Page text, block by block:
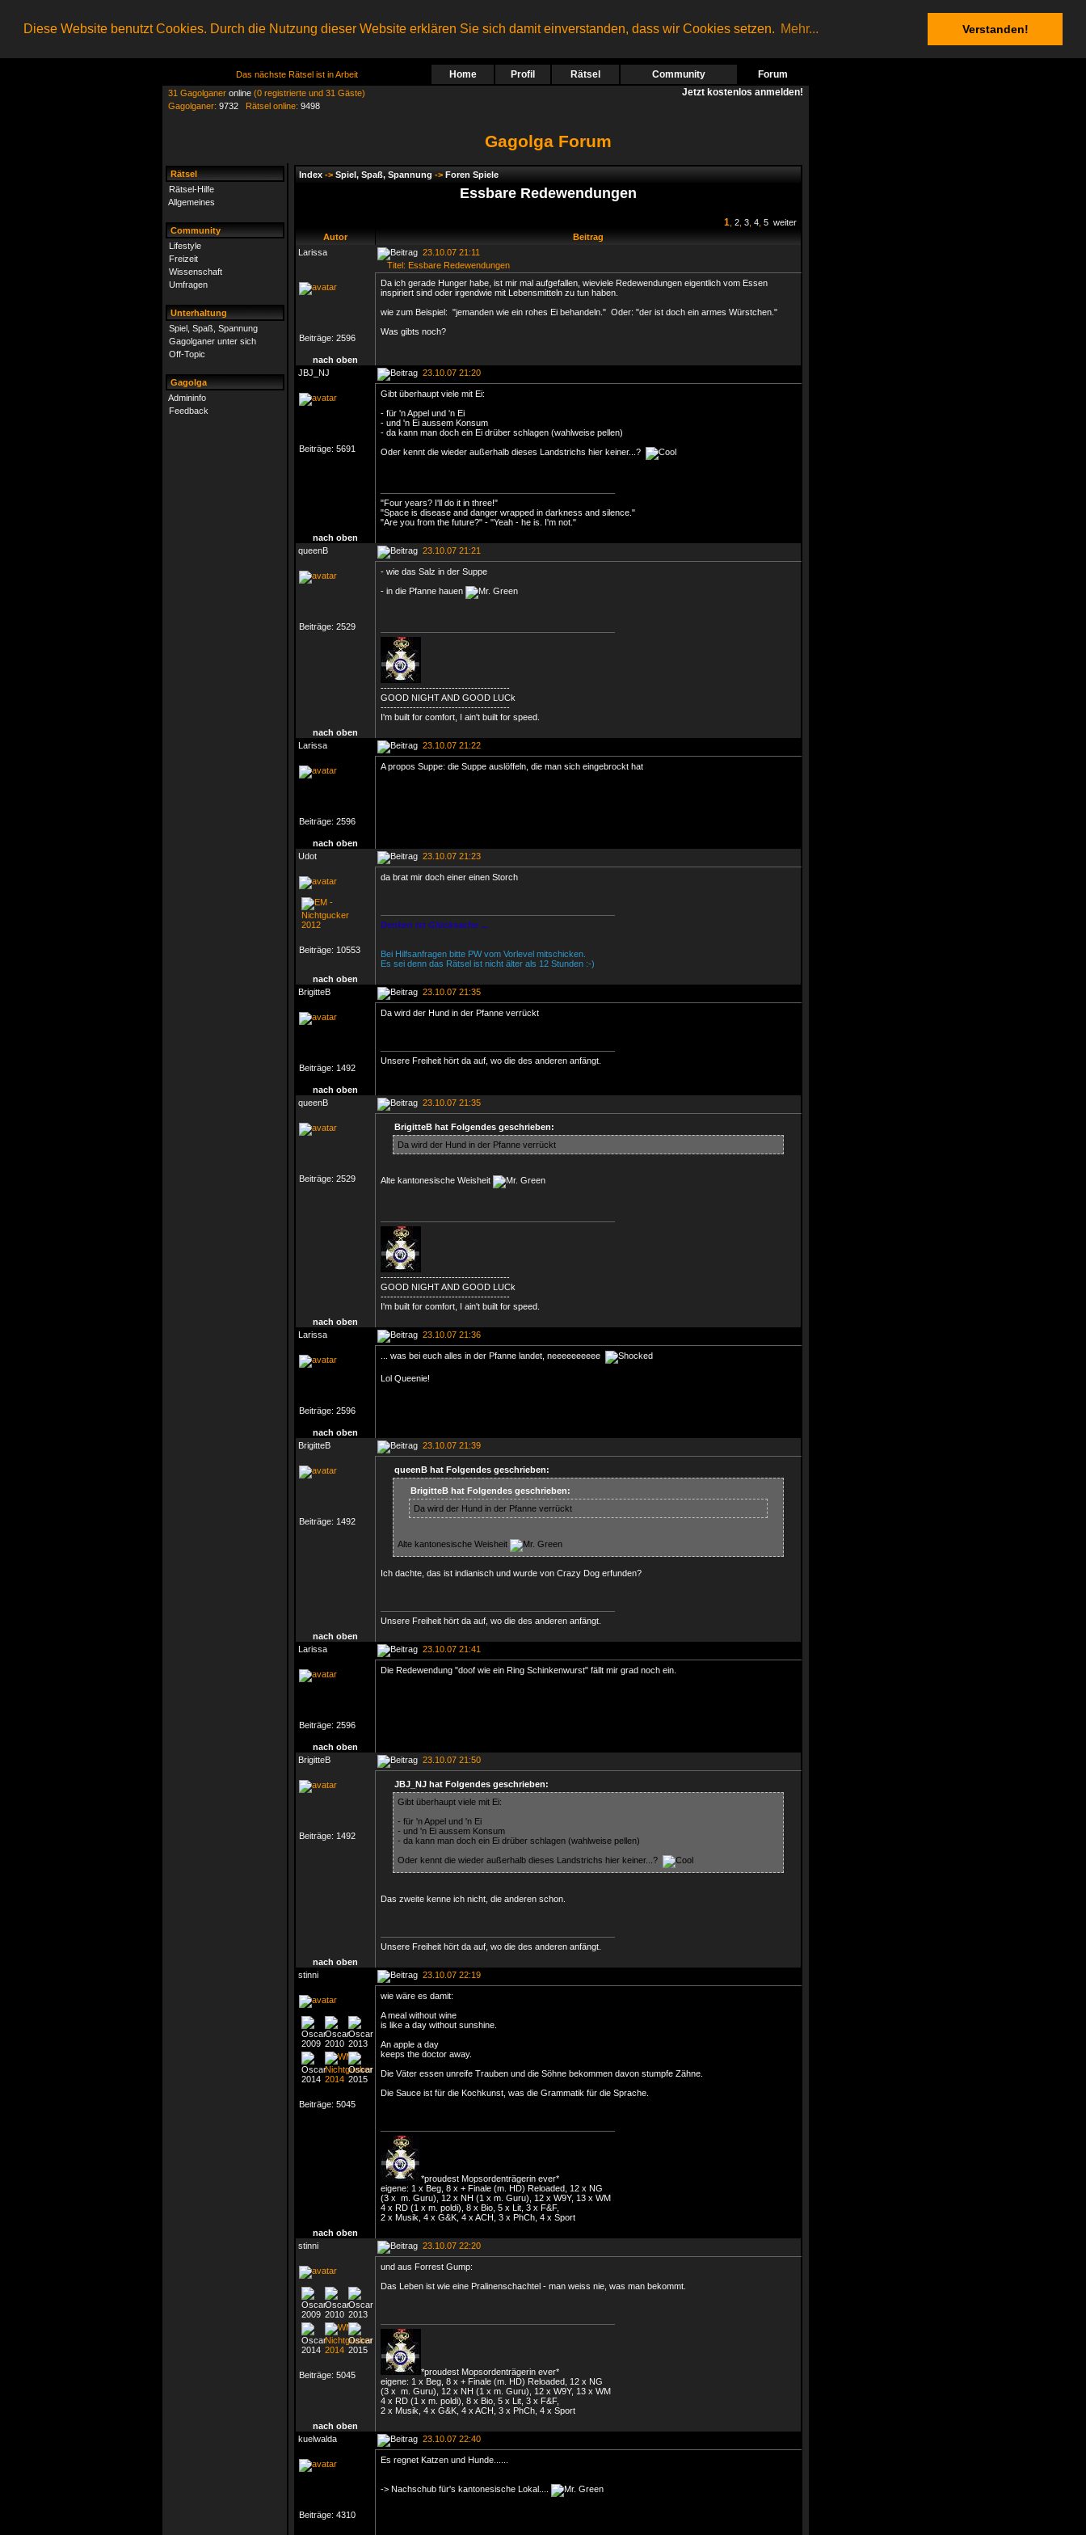
Diese Website benutzt Cookies. Durch die Nutzung dieser Website erklären Sie sich damit einverstanden, dass wir Cookies setzen. Mehr... Verstanden!
Das nächste Rätsel ist in Arbeit Home Profil Rätsel Community Forum
31 Gagolganer online (0 registrierte und 31 Gäste)
Gagolganer: 9732 Rätsel online: 9498
Jetzt kostenlos anmelden!
Gagolga Forum
Rätsel
Rätsel-Hilfe
Allgemeines
Community
Lifestyle
Freizeit
Wissenschaft
Umfragen
Unterhaltung
Spiel, Spaß, Spannung
Gagolganer unter sich
Off-Topic
Gagolga
Admininfo
Feedback
Index -> Spiel, Spaß, Spannung -> Foren Spiele
Essbare Redewendungen
1 2 3 4 5 weiter
Autor
Beitrag
Larissa
23.10.07 21:11
Titel: Essbare Redewendungen
Beiträge: 2596
Da ich gerade Hunger habe, ist mir mal aufgefallen, wieviele Redewendungen eigentlich vom Essen
inspiriert sind oder irgendwie mit Lebensmitteln zu tun haben.
wie zum Beispiel: "jemanden wie ein rohes Ei behandeln." Oder: "der ist doch ein armes Würstchen."
Was gibts noch?
nach oben
JBJ_NJ
23.10.07 21:20
Beiträge: 5691
Gibt überhaupt viele mit Ei:
- für 'n Appel und 'n Ei
- und 'n Ei aussem Konsum
- da kann man doch ein Ei drüber schlagen (wahlweise pellen)
Oder kennt die wieder außerhalb dieses Landstrichs hier keiner...?
"Four years? I'll do it in three!"
"Space is disease and danger wrapped in darkness and silence."
"Are you from the future?" - "Yeah - he is. I'm not."
nach oben
queenB
23.10.07 21:21
Beiträge: 2529
- wie das Salz in der Suppe
- in die Pfanne hauen
----------------------------------------
GOOD NIGHT AND GOOD LUCk
----------------------------------------
I'm built for comfort, I ain't built for speed.
nach oben
Larissa
23.10.07 21:22
Beiträge: 2596
A propos Suppe: die Suppe auslöffeln, die man sich eingebrockt hat
nach oben
Udot
23.10.07 21:23
Beiträge: 10553
da brat mir doch einer einen Storch
Denken ist Glücksache ...
Bei Hilfsanfragen bitte PW vom Vorlevel mitschicken.
Es sei denn das Rätsel ist nicht älter als 12 Stunden :-)
nach oben
BrigitteB
23.10.07 21:35
Beiträge: 1492
Da wird der Hund in der Pfanne verrückt
Unsere Freiheit hört da auf, wo die des anderen anfängt.
nach oben
queenB
23.10.07 21:35
Beiträge: 2529
BrigitteB hat Folgendes geschrieben:
Da wird der Hund in der Pfanne verrückt
Alte kantonesische Weisheit
----------------------------------------
GOOD NIGHT AND GOOD LUCk
----------------------------------------
I'm built for comfort, I ain't built for speed.
nach oben
Larissa
23.10.07 21:36
Beiträge: 2596
... was bei euch alles in der Pfanne landet, neeeeeeeeee
Lol Queenie!
nach oben
BrigitteB
23.10.07 21:39
Beiträge: 1492
queenB hat Folgendes geschrieben:
BrigitteB hat Folgendes geschrieben:
Da wird der Hund in der Pfanne verrückt
Alte kantonesische Weisheit
Ich dachte, das ist indianisch und wurde von Crazy Dog erfunden?
Unsere Freiheit hört da auf, wo die des anderen anfängt.
nach oben
Larissa
23.10.07 21:41
Beiträge: 2596
Die Redewendung "doof wie ein Ring Schinkenwurst" fällt mir grad noch ein.
nach oben
BrigitteB
23.10.07 21:50
Beiträge: 1492
JBJ_NJ hat Folgendes geschrieben:
Gibt überhaupt viele mit Ei:
- für 'n Appel und 'n Ei
- und 'n Ei aussem Konsum
- da kann man doch ein Ei drüber schlagen (wahlweise pellen)
Oder kennt die wieder außerhalb dieses Landstrichs hier keiner...?
Das zweite kenne ich nicht, die anderen schon.
Unsere Freiheit hört da auf, wo die des anderen anfängt.
nach oben
stinni
23.10.07 22:19
Beiträge: 5045
wie wäre es damit:
A meal without wine
is like a day without sunshine.
An apple a day
keeps the doctor away.
Die Väter essen unreife Trauben und die Söhne bekommen davon stumpfe Zähne.
Die Sauce ist für die Kochkunst, was die Grammatik für die Sprache.
*proudest Mopsordenträgerin ever*
eigene: 1 x Beg, 8 x + Finale (m. HD) Reloaded, 12 x NG
(3 x m. Guru), 12 x NH (1 x m. Guru), 12 x W9Y, 13 x WM
4 x RD (1 x m. poldi), 8 x Bio, 5 x Lit, 3 x F&F,
2 x Musik, 4 x G&K, 4 x ACH, 3 x PhCh, 4 x Sport
nach oben
stinni
23.10.07 22:20
Beiträge: 5045
und aus Forrest Gump:
Das Leben ist wie eine Pralinenschachtel - man weiss nie, was man bekommt.
*proudest Mopsordenträgerin ever*
eigene: 1 x Beg, 8 x + Finale (m. HD) Reloaded, 12 x NG
(3 x m. Guru), 12 x NH (1 x m. Guru), 12 x W9Y, 13 x WM
4 x RD (1 x m. poldi), 8 x Bio, 5 x Lit, 3 x F&F,
2 x Musik, 4 x G&K, 4 x ACH, 3 x PhCh, 4 x Sport
nach oben
kuelwalda
23.10.07 22:40
Beiträge: 4310
Es regnet Katzen und Hunde......
-> Nachschub für's kantonesische Lokal....